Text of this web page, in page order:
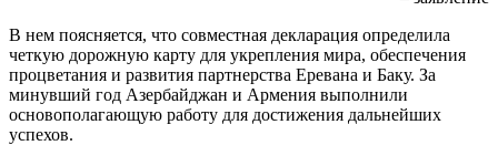
В нем поясняется, что совместная декларация определила
четкую дорожную карту для укрепления мира, обеспечения
процветания и развития партнерства Еревана и Баку. За
минувший год Азербайджан и Армения выполнили
основополагающую работу для достижения дальнейших
успехов.